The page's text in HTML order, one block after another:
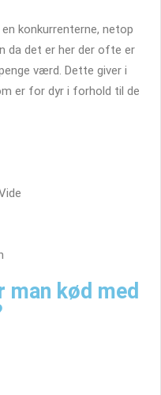
konkurrenterne, netop
da det er her der ofte er
værd. Dette giver i
er for dyr i forhold til de
man kød med